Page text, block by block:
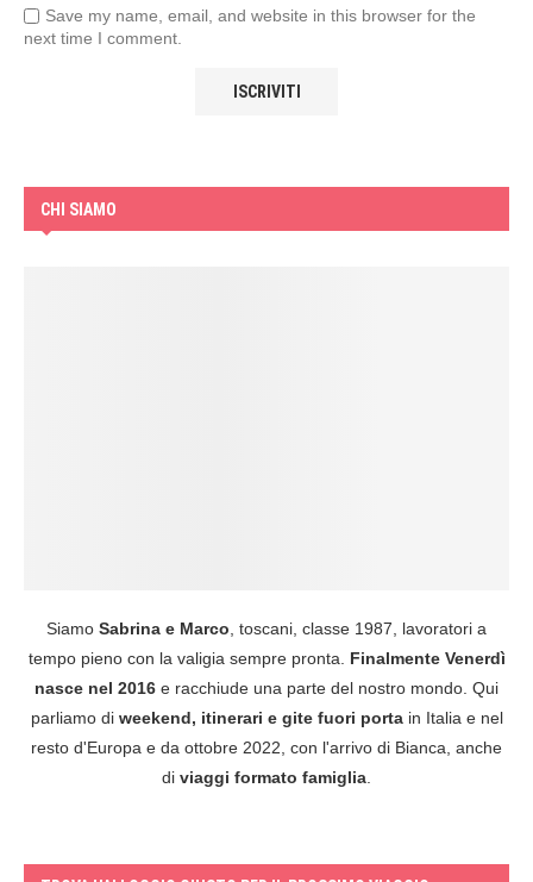
Save my name, email, and website in this browser for the
next time I comment.
CHI SIAMO
Siamo Sabrina e Marco, toscani, classe 1987, lavoratori a
tempo pieno con la valigia sempre pronta. Finalmente Venerdì
nasce nel 2016 e racchiude una parte del nostro mondo. Qui
parliamo di weekend, itinerari e gite fuori portain Italia e nel
resto d'Europa e da ottobre 2022, con l'arrivo di Bianca, anche
di viaggi formato famiglia.